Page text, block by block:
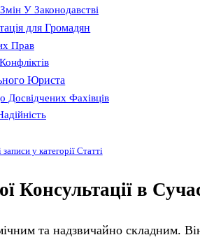
У Законодавстві
для Громадян
Прав
Юриста
Досвідчених Фахівців
записи у категорії Статті
в
та надзвичайно складним.